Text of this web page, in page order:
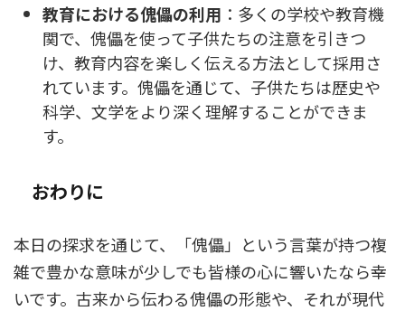
教育における傀儡の利用 ：多くの学校や教育機
関で、傀儡を使って子供たちの注意を引きつ
け、教育内容を楽しく伝える方法として採用さ
れています。傀儡を通じて、子供たちは歴史や
科学、文学をより深く理解することができま
す。
おわりに
本日の探求を通じて、「傀儡」という言葉が持つ複
雑で豊かな意味が少しでも皆様の心に響いたなら幸
いです。古来から伝わる傀儡の形態や、それが現代